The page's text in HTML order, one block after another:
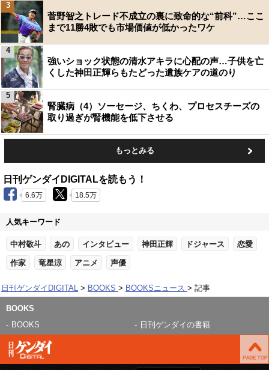
菅野智之トレード不成立の裏に致命的な“前科”…ここ
まで11勝4敗でも市場価値が低かったワケ
3
強いショック状態の清水アキラに心配の声…子供を亡
くした神田正輝らもたどった遺族ケアの道のり
4
腎臓病（4）ソーセージ、ちくわ、プロセスチーズの
取り過ぎが腎機能を低下させる
5
もっとみる
日刊ゲンダイDIGITALを読もう！
6.6万 18.5万
人気キーワード
中村敬斗 あの インタビュー 神田正輝 ドジャース 恋愛
作家 竜星涼 アニメ 声優
日刊ゲンダイDIGITAL BOOKS BOOKSニュース 記事
BOOKS
BOOKS
日刊ゲンダイの書籍